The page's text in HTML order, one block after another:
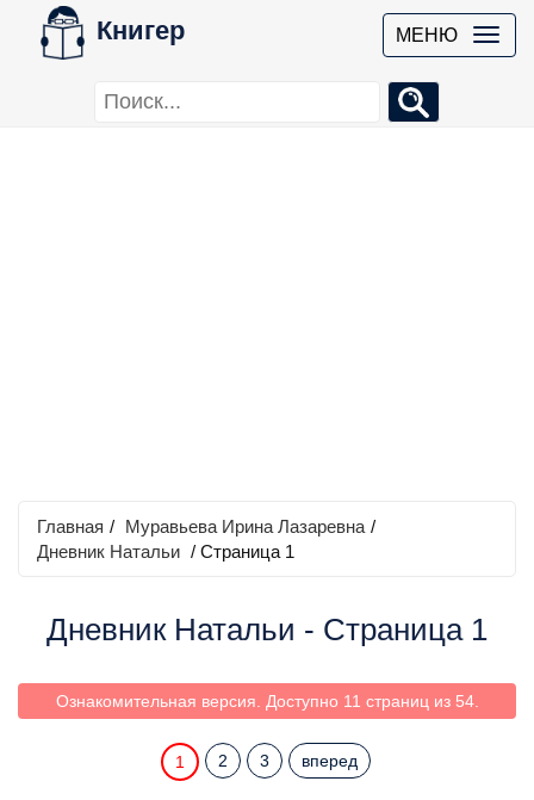
Книгер МЕНЮ
Главная / Муравьева Ирина Лазаревна /
Дневник Натальи / Страница 1
Дневник Натальи - Страница 1
Ознакомительная версия. Доступно 11 страниц из 54.
1 2 3 вперед